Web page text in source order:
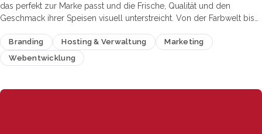
das perfekt zur Marke passt und die Frische, Qualität und den
Geschmack ihrer Speisen visuell unterstreicht. Von der Farbwelt bis
Branding Hosting & Verwaltung
Marketing
Webentwicklung